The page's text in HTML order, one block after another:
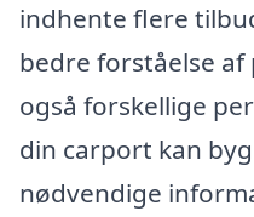
indhente flere
bedre forståelse
også forskellige
din carport kan
nødvendige